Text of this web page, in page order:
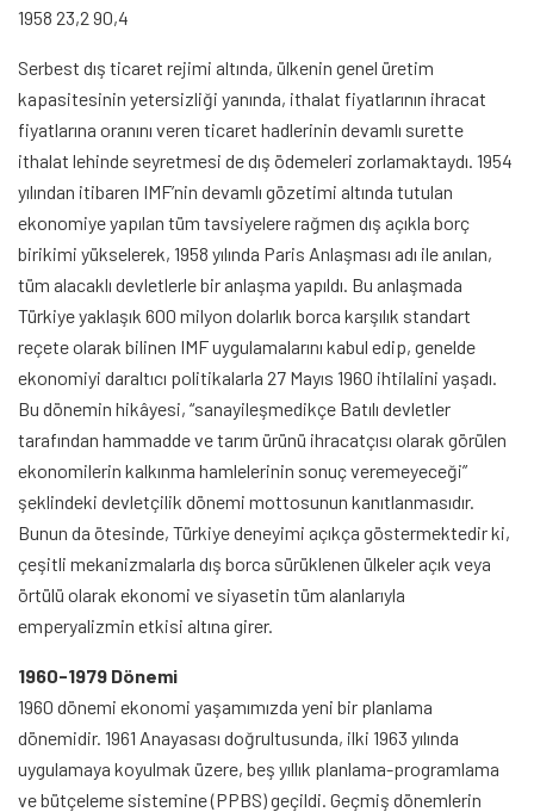
1958 23,2 90,4
Serbest dış ticaret rejimi altında, ülkenin genel üretim
kapasitesinin yetersizliği yanında, ithalat fiyatlarının ihracat
fiyatlarına oranını veren ticaret hadlerinin devamlı surette
ithalat lehinde seyretmesi de dış ödemeleri zorlamaktaydı. 1954
yılından itibaren IMF’nin devamlı gözetimi altında tutulan
ekonomiye yapılan tüm tavsiyelere rağmen dış açıkla borç
birikimi yükselerek, 1958 yılında Paris Anlaşması adı ile anılan,
tüm alacaklı devletlerle bir anlaşma yapıldı. Bu anlaşmada
Türkiye yaklaşık 600 milyon dolarlık borca karşılık standart
reçete olarak bilinen IMF uygulamalarını kabul edip, genelde
ekonomiyi daraltıcı politikalarla 27 Mayıs 1960 ihtilalini yaşadı.
Bu dönemin hikâyesi, “sanayileşmedikçe Batılı devletler
tarafından hammadde ve tarım ürünü ihracatçısı olarak görülen
ekonomilerin kalkınma hamlelerinin sonuç veremeyeceği”
şeklindeki devletçilik dönemi mottosunun kanıtlanmasıdır.
Bunun da ötesinde, Türkiye deneyimi açıkça göstermektedir ki,
çeşitli mekanizmalarla dış borca sürüklenen ülkeler açık veya
örtülü olarak ekonomi ve siyasetin tüm alanlarıyla
emperyalizmin etkisi altına girer.
1960-1979 Dönemi
1960 dönemi ekonomi yaşamımızda yeni bir planlama
dönemidir. 1961 Anayasası doğrultusunda, ilki 1963 yılında
uygulamaya koyulmak üzere, beş yıllık planlama-programlama
ve bütçeleme sistemine (PPBS) geçildi. Geçmiş dönemlerin